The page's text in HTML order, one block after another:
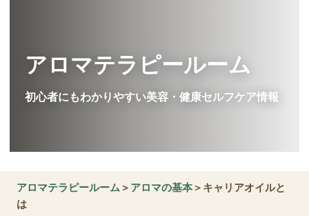
アロマテラピールーム
初心者にもわかりやすい美容・健康セルフケア情報
アロマテラピールーム＞ アロマの基本＞キャリアオイルと
は